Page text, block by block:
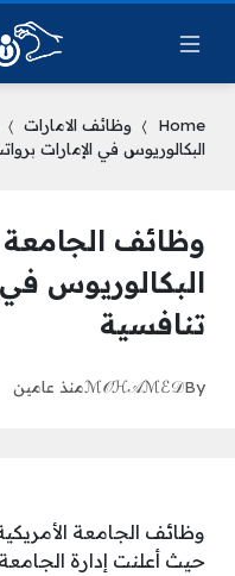
Home وظائف الامارات
البكالوريوس في الإمارات
وظائف الجامعة
البكالوريوس في
تنافسية
By
ℳ𝒪ℋ𝒜ℳℰ𝒟منذ عامين
وظائف الجامعة
حيث أعلنت إدارة